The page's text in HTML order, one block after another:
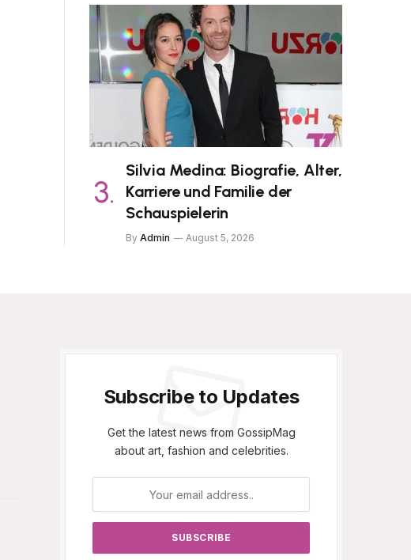
Silvia Medina: Biografie, Alter,
Karriere und Familie der
Schauspielerin
By Admin August 5, 2026
Subscribe to Updates
Get the latest news from GossipMag
about art, fashion and celebrities.